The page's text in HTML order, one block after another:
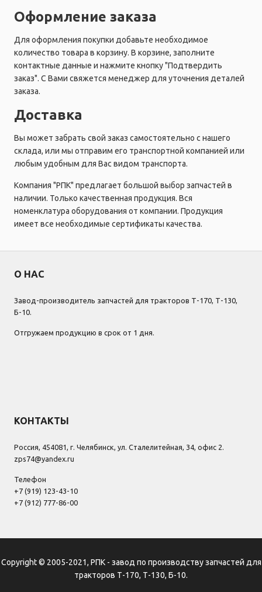
Оформление заказа
Для оформления покупки добавьте необходимое
количество товара в корзину. В корзине, заполните
контактные данные и нажмите кнопку "Подтвердить
заказ". С Вами свяжется менеджер для уточнения деталей
заказа.
Доставка
Вы может забрать свой заказ самостоятельно с нашего
склада, или мы отправим его транспортной компанией или
любым удобным для Вас видом транспорта.
Компания "РПК" предлагает большой выбор запчастей в
наличии. Только качественная продукция. Вся
номенклатура оборудования от компании. Продукция
имеет все необходимые сертификаты качества.
О НАС
Завод-производитель запчастей для тракторов Т-170, Т-130,
Б-10.
Отгружаем продукцию в срок от 1 дня.
КОНТАКТЫ
Россия, 454081, г. Челябинск, ул. Сталелитейная, 34, офис 2.
zps74@yandex.ru
Телефон
+7 (919) 123-43-10
+7 (912) 777-86-00
Copyright © 2005-2021, РПК - завод по производству запчастей для
тракторов Т-170, Т-130, Б-10.